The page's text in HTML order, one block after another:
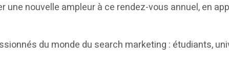
une nouvelle ampleur à ce rendez-vous annuel, en
du monde du search marketing : étudiants,